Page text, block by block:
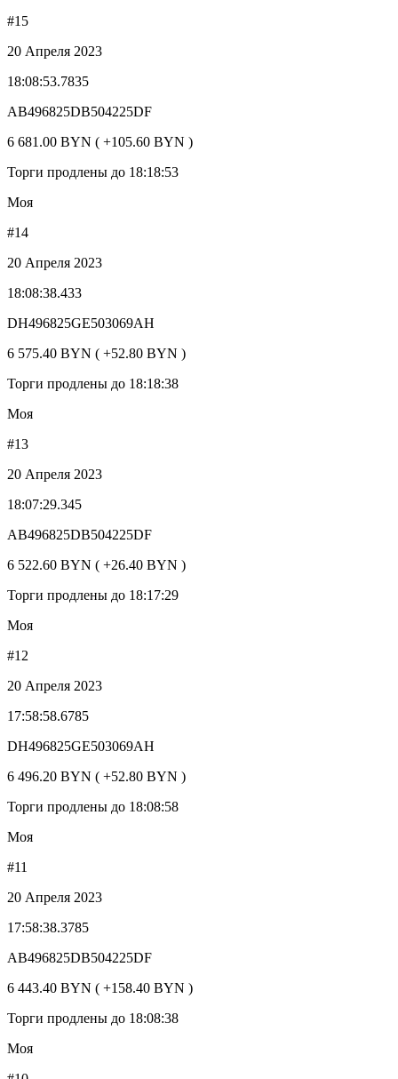
#15
20 Апреля 2023
18:08:53.7835
AB496825DB504225DF
6 681.00 BYN ( +105.60 BYN )
Торги продлены до 18:18:53
Моя
#14
20 Апреля 2023
18:08:38.433
DH496825GE503069AH
6 575.40 BYN ( +52.80 BYN )
Торги продлены до 18:18:38
Моя
#13
20 Апреля 2023
18:07:29.345
AB496825DB504225DF
6 522.60 BYN ( +26.40 BYN )
Торги продлены до 18:17:29
Моя
#12
20 Апреля 2023
17:58:58.6785
DH496825GE503069AH
6 496.20 BYN ( +52.80 BYN )
Торги продлены до 18:08:58
Моя
#11
20 Апреля 2023
17:58:38.3785
AB496825DB504225DF
6 443.40 BYN ( +158.40 BYN )
Торги продлены до 18:08:38
Моя